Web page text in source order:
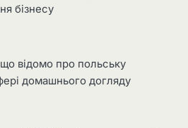
бізнесу
відомо про польську
домашнього догляду